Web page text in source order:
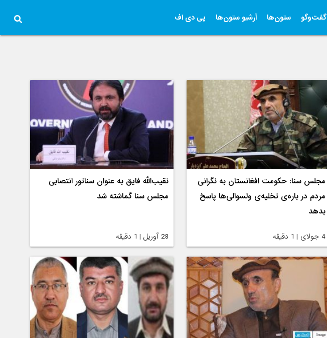
گفت‌وگو ستون‌ها آرشیو ستون‌ها پی دی اف
مجلس سنا: حکومت افغانستان به نگرانی
مردم در باره‌ی تخلیه‌ی ولسوالی‌ها پاسخ
بدهد
4 جولای | 1 دقیقه
نقیب‌الله فایق به عنوان سناتور انتصابی
مجلس سنا گماشته شد
28 آوریل | 1 دقیقه